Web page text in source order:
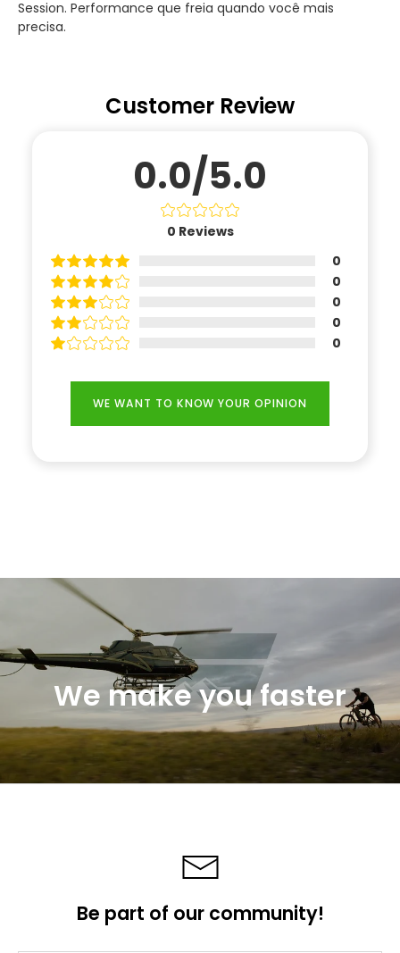
Session. Performance que freia quando você mais
precisa.
Customer Review
0.0/5.0
0 Reviews
0
0
0
0
0
WE WANT TO KNOW YOUR OPINION
We make you faster
Be part of our community!